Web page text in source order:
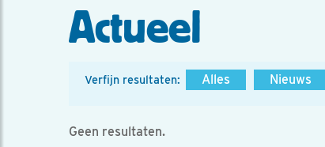
Actueel
Verfijn resultaten: Alles Nieuws
Geen resultaten.